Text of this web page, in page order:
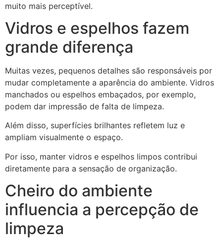
muito mais perceptível.
Vidros e espelhos fazem
grande diferença
Muitas vezes, pequenos detalhes são responsáveis por
mudar completamente a aparência do ambiente. Vidros
manchados ou espelhos embaçados, por exemplo,
podem dar impressão de falta de limpeza.
Além disso, superfícies brilhantes refletem luz e
ampliam visualmente o espaço.
Por isso, manter vidros e espelhos limpos contribui
diretamente para a sensação de organização.
Cheiro do ambiente
influencia a percepção de
limpeza